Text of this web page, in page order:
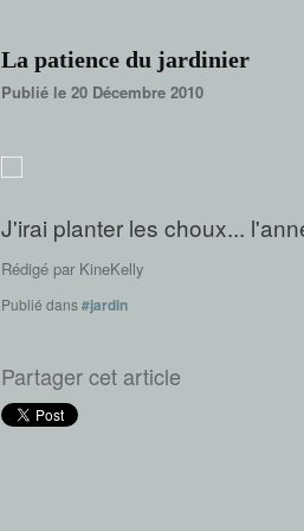
La patience du jardinier
Publié le 20 Décembre 2010
J'irai planter les choux...
Rédigé par KineKelly
Publié dans#jardin
Partager cet article